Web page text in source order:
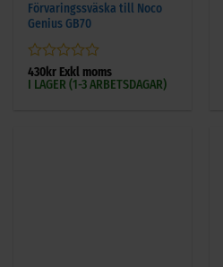
Förvaringssväska till Noco
Genius GB70
Betygsatt
430kr Exkl moms
I LAGER (1-3 ARBETSDAGAR)